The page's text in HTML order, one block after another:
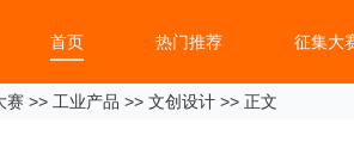
首页 热门推荐 征集大
赛 >> 工业产品 >> 文创设计 >> 正文